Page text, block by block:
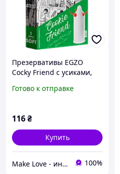
Презервативы EGZO
Cocky Friend с усиками,
максимального
Готово к отправке
116₴
Купить
Make Love - интим бутик 100%